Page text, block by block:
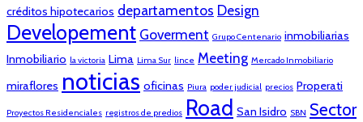
créditos hipotecarios departamentos Design
Developement Goverment Grupo Centenario inmobiliarias
Inmobiliario la victoria Lima Lima Sur lince Meeting Mercado Inmobiliario
miraflores noticias oficinas Piura poder judicial precios Properati
Proyectos Residenciales registros de predios Road San Isidro SBN Sector